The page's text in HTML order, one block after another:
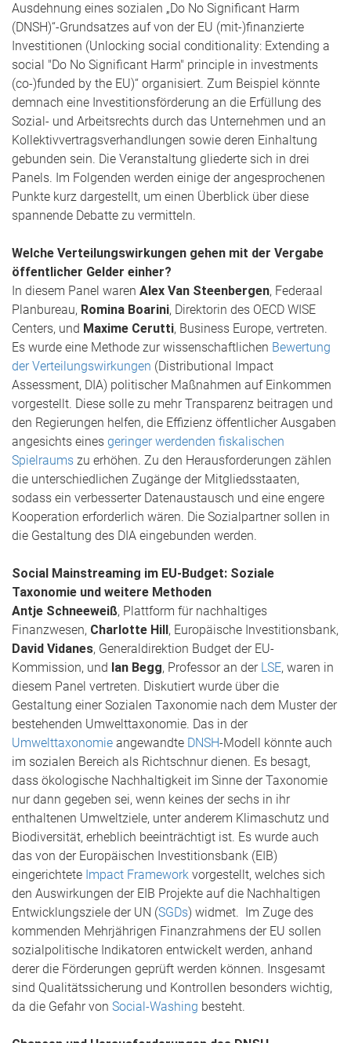
Ausdehnung eines sozialen „Do No Significant Harm
(DNSH)“-Grundsatzes auf von der EU (mit-)finanzierte
Investitionen (Unlocking social conditionality: Extending a
social "Do No Significant Harm" principle in investments
(co-)funded by the EU)“ organisiert. Zum Beispiel könnte
demnach eine Investitionsförderung an die Erfüllung des
Sozial- und Arbeitsrechts durch das Unternehmen und an
Kollektivvertragsverhandlungen sowie deren Einhaltung
gebunden sein. Die Veranstaltung gliederte sich in drei
Panels. Im Folgenden werden einige der angesprochenen
Punkte kurz dargestellt, um einen Überblick über diese
spannende Debatte zu vermitteln.
Welche Verteilungswirkungen gehen mit der Vergabe
öffentlicher Gelder einher?
In diesem Panel waren Alex Van Steenbergen, Federaal
Planbureau, Romina Boarini, Direktorin des OECD WISE
Centers, und Maxime Cerutti, Business Europe, vertreten.
Es wurde eine Methode zur wissenschaftlichen Bewertung
der Verteilungswirkungen (Distributional Impact
Assessment, DIA) politischer Maßnahmen auf Einkommen
vorgestellt. Diese solle zu mehr Transparenz beitragen und
den Regierungen helfen, die Effizienz öffentlicher Ausgaben
angesichts eines geringer werdenden fiskalischen
Spielraums zu erhöhen. Zu den Herausforderungen zählen
die unterschiedlichen Zugänge der Mitgliedsstaaten,
sodass ein verbesserter Datenaustausch und eine engere
Kooperation erforderlich wären. Die Sozialpartner sollen in
die Gestaltung des DIA eingebunden werden.
Social Mainstreaming im EU-Budget: Soziale
Taxonomie und weitere Methoden
Antje Schneeweiß, Plattform für nachhaltiges
Finanzwesen, Charlotte Hill, Europäische Investitionsbank,
David Vidanes, Generaldirektion Budget der EU-
Kommission, und Ian Begg, Professor an der LSE, waren in
diesem Panel vertreten. Diskutiert wurde über die
Gestaltung einer Sozialen Taxonomie nach dem Muster der
bestehenden Umwelttaxonomie. Das in der
Umwelttaxonomie angewandte DNSH-Modell könnte auch
im sozialen Bereich als Richtschnur dienen. Es besagt,
dass ökologische Nachhaltigkeit im Sinne der Taxonomie
nur dann gegeben sei, wenn keines der sechs in ihr
enthaltenen Umweltziele, unter anderem Klimaschutz und
Biodiversität, erheblich beeinträchtigt ist. Es wurde auch
das von der Europäischen Investitionsbank (EIB)
eingerichtete Impact Framework vorgestellt, welches sich
den Auswirkungen der EIB Projekte auf die Nachhaltigen
Entwicklungsziele der UN (SGDs) widmet. Im Zuge des
kommenden Mehrjährigen Finanzrahmens der EU sollen
sozialpolitische Indikatoren entwickelt werden, anhand
derer die Förderungen geprüft werden können. Insgesamt
sind Qualitätssicherung und Kontrollen besonders wichtig,
da die Gefahr von Social-Washing besteht.